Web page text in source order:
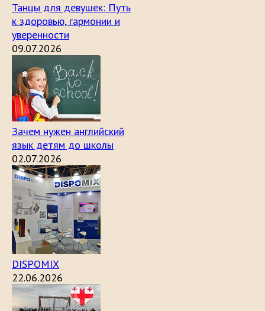
Танцы для девушек: Путь
к здоровью, гармонии и
уверенности
09.07.2026
Зачем нужен английский
язык детям до школы
02.07.2026
DISPOMIX
22.06.2026